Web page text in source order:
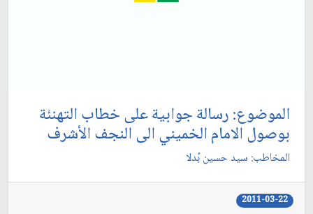
الموضوع: رسالة جوابية على خطاب التهنئة
بوصول الامام الخميني الى النجف الأشرف‏
المخاطب: سيد حسين بُدلا
2011-03-22